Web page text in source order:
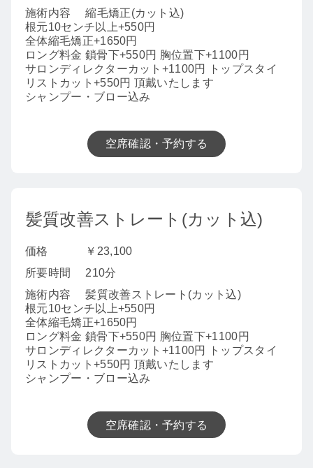
施術内容
縮毛矯正(カット込)
根元10センチ以上+550円
全体縮毛矯正+1650円
ロング料金 鎖骨下+550円 胸位置下+1100円
サロンディレクターカット+1100円 トップスタイ
リストカット+550円 頂戴いたします
シャンプー・ブロー込み
空席確認・予約する
髪質改善ストレート(カット込)
価格
￥23,100
所要時間
210分
施術内容
髪質改善ストレート(カット込)
根元10センチ以上+550円
全体縮毛矯正+1650円
ロング料金 鎖骨下+550円 胸位置下+1100円
サロンディレクターカット+1100円 トップスタイ
リストカット+550円 頂戴いたします
シャンプー・ブロー込み
空席確認・予約する